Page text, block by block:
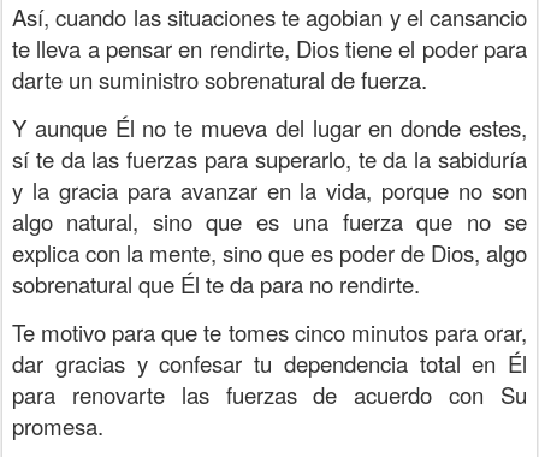
Así, cuando las situaciones te agobian y el cansancio
te lleva a pensar en rendirte, Dios tiene el poder para
darte un suministro sobrenatural de fuerza.
Y aunque Él no te mueva del lugar en donde estes,
sí te da las fuerzas para superarlo, te da la sabiduría
y la gracia para avanzar en la vida, porque no son
algo natural, sino que es una fuerza que no se
explica con la mente, sino que es poder de Dios, algo
sobrenatural que Él te da para no rendirte.
Te motivo para que te tomes cinco minutos para orar,
dar gracias y confesar tu dependencia total en Él
para renovarte las fuerzas de acuerdo con Su
promesa.